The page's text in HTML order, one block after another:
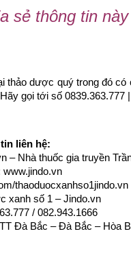
sẻ thông tin
dược quý trong đó
gọi tới số
liên hệ:
– Nhà thuốc gia truyền
www.jindo.vn
thaoduocxanhso1jindo.vn
xanh số 1 – Jindo.vn
/ 082.943.1666
Đà Bắc – Đà Bắc – Hòa